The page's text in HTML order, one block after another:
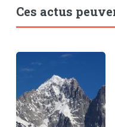
Ces actus